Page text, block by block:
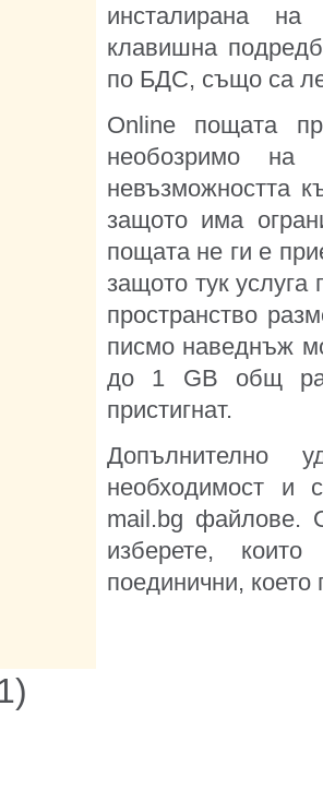
инсталирана
клавишна
по БДС, също са
Online пощата
необозримо
невъзможността
защото има
пощата не ги е
защото тук
пространство
писмо наведнъж
до 1 GB общ
пристигнат.
Допълнително
необходимост и
mail.bg файлове.
изберете,
поединични,
)